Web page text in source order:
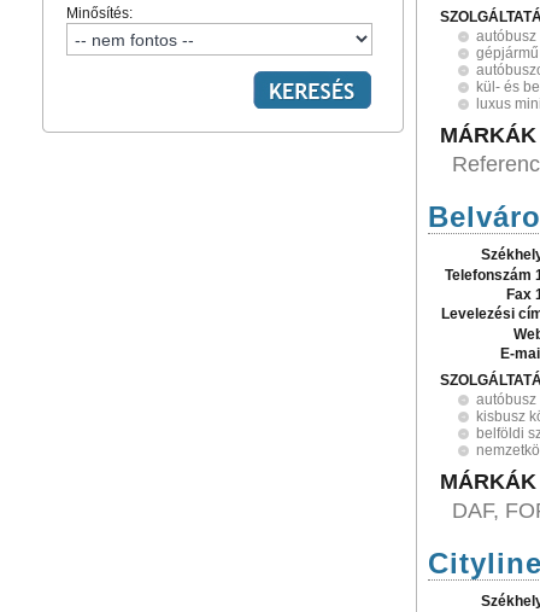
Minősítés:
kül- és
luxus
MÁRKÁK
Telefonszám
Fax
Levelezési
E-
kisbusz
belföldi
MÁRKÁK
DAF,